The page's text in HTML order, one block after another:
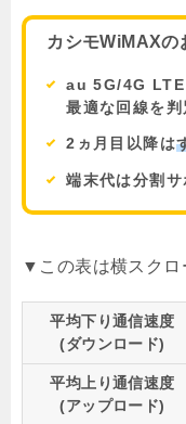
カシモWiMAXの
au 5G/4G LTE
最適な回線を判
2ヵ月目以降は
端末代は分割
平均下り通信速度
(ダウンロード)
平均上り通信速度
(アップロード)